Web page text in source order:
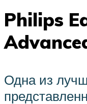
Philips
Одна из